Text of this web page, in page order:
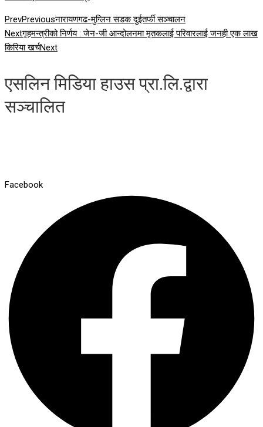
PrevPreviousनारायणगढ-मुग्लिन सडक दुईतर्फी सञ्चालन
Nextगृहमन्त्रीको निर्णय : जेन-जी आन्दोलनमा मृतकलाई परिवारलाई जनही एक लाख
किरिया खर्चNext
एसलिन मिडिया हाउस प्रा.लि.द्वारा
सञ्चालित
Facebook